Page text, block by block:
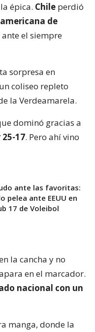
épica. Chile perdió
de
el siempre
sorpresa en
coliseo repleto
la Verdeamarela.
dominó gracias a
17. Pero ahí vino
ante las favoritas:
pelea ante EEUU en
17 de Voleibol
la cancha y no
en el marcador.
nacional con un
manga, donde la